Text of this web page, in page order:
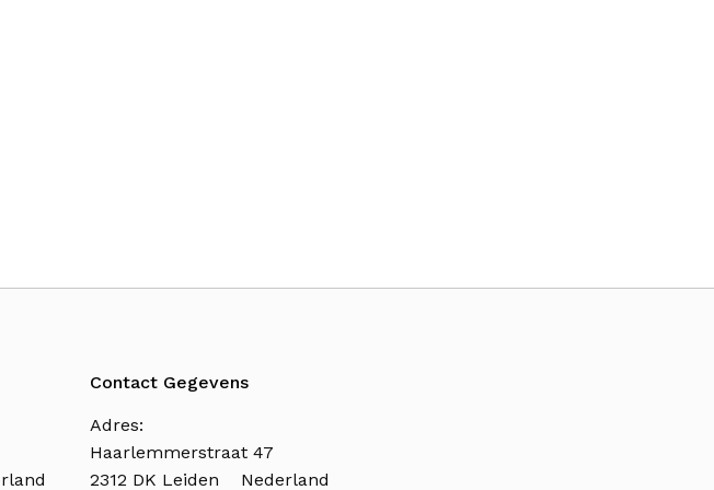
Contact Gegevens
Adres:
Haarlemmerstraat 47
2312 DK Leiden Nederland